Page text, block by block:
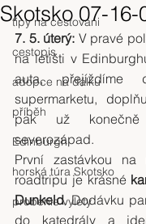
tipy na cestovani
cestopis
adopce na dálku
příběh
Edinburgh
horská túra Skotsko
probehle vylety
Skotsko 07-16-
7. 5. úterý: V pravé
na letišti v
auta, přejíždíme
supermarketu,
pak už
severozápad.
První zastávkou na
roadtripu je krásné
Dunkeld. Dodávku
do katedrály a